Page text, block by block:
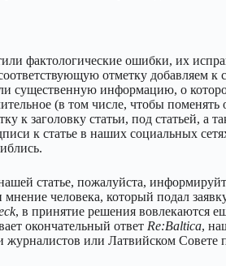
фактологические ошибки, их
отметку добавляем к
существенную информацию, о
(в том числе, чтобы
к заголовку статьи, под статьей, а
к статье в наших социальных
статье, пожалуйста,
человека, который подал
, в принятие решения вовлекаются
окончательный ответ Re:Baltica,
журналистов или Латвийском